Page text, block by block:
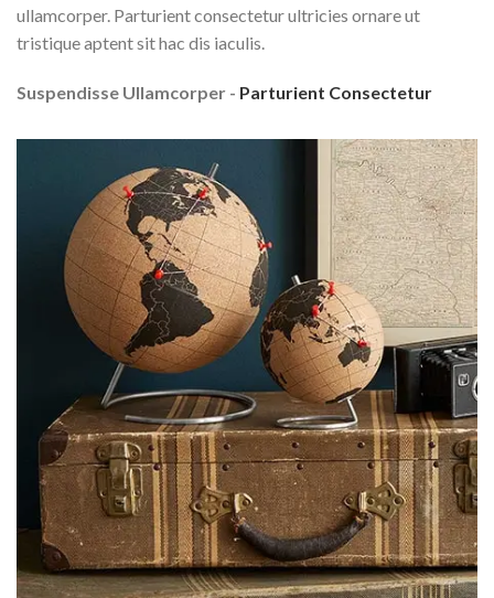
ullamcorper. Parturient consectetur ultricies ornare ut
tristique aptent sit hac dis iaculis.
Suspendisse Ullamcorper - Parturient Consectetur